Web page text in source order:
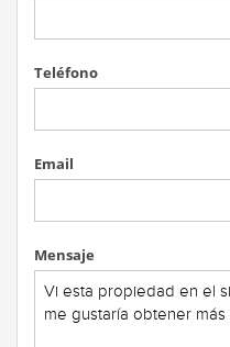
Teléfono
Email
Mensaje